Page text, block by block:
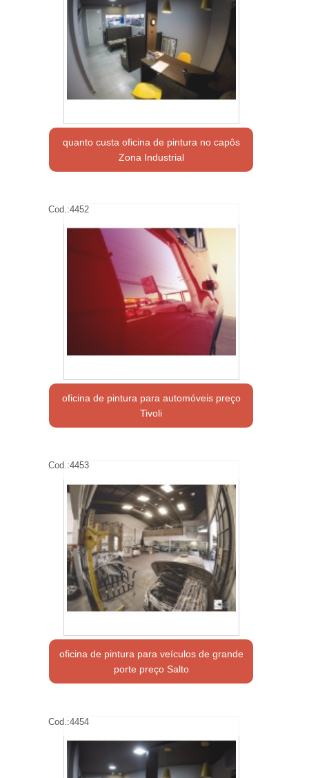
quanto custa oficina de pintura no capôs
Zona Industrial
Cod.:4452
oficina de pintura para automóveis preço
Tivoli
Cod.:4453
oficina de pintura para veículos de grande
porte preço Salto
Cod.:4454